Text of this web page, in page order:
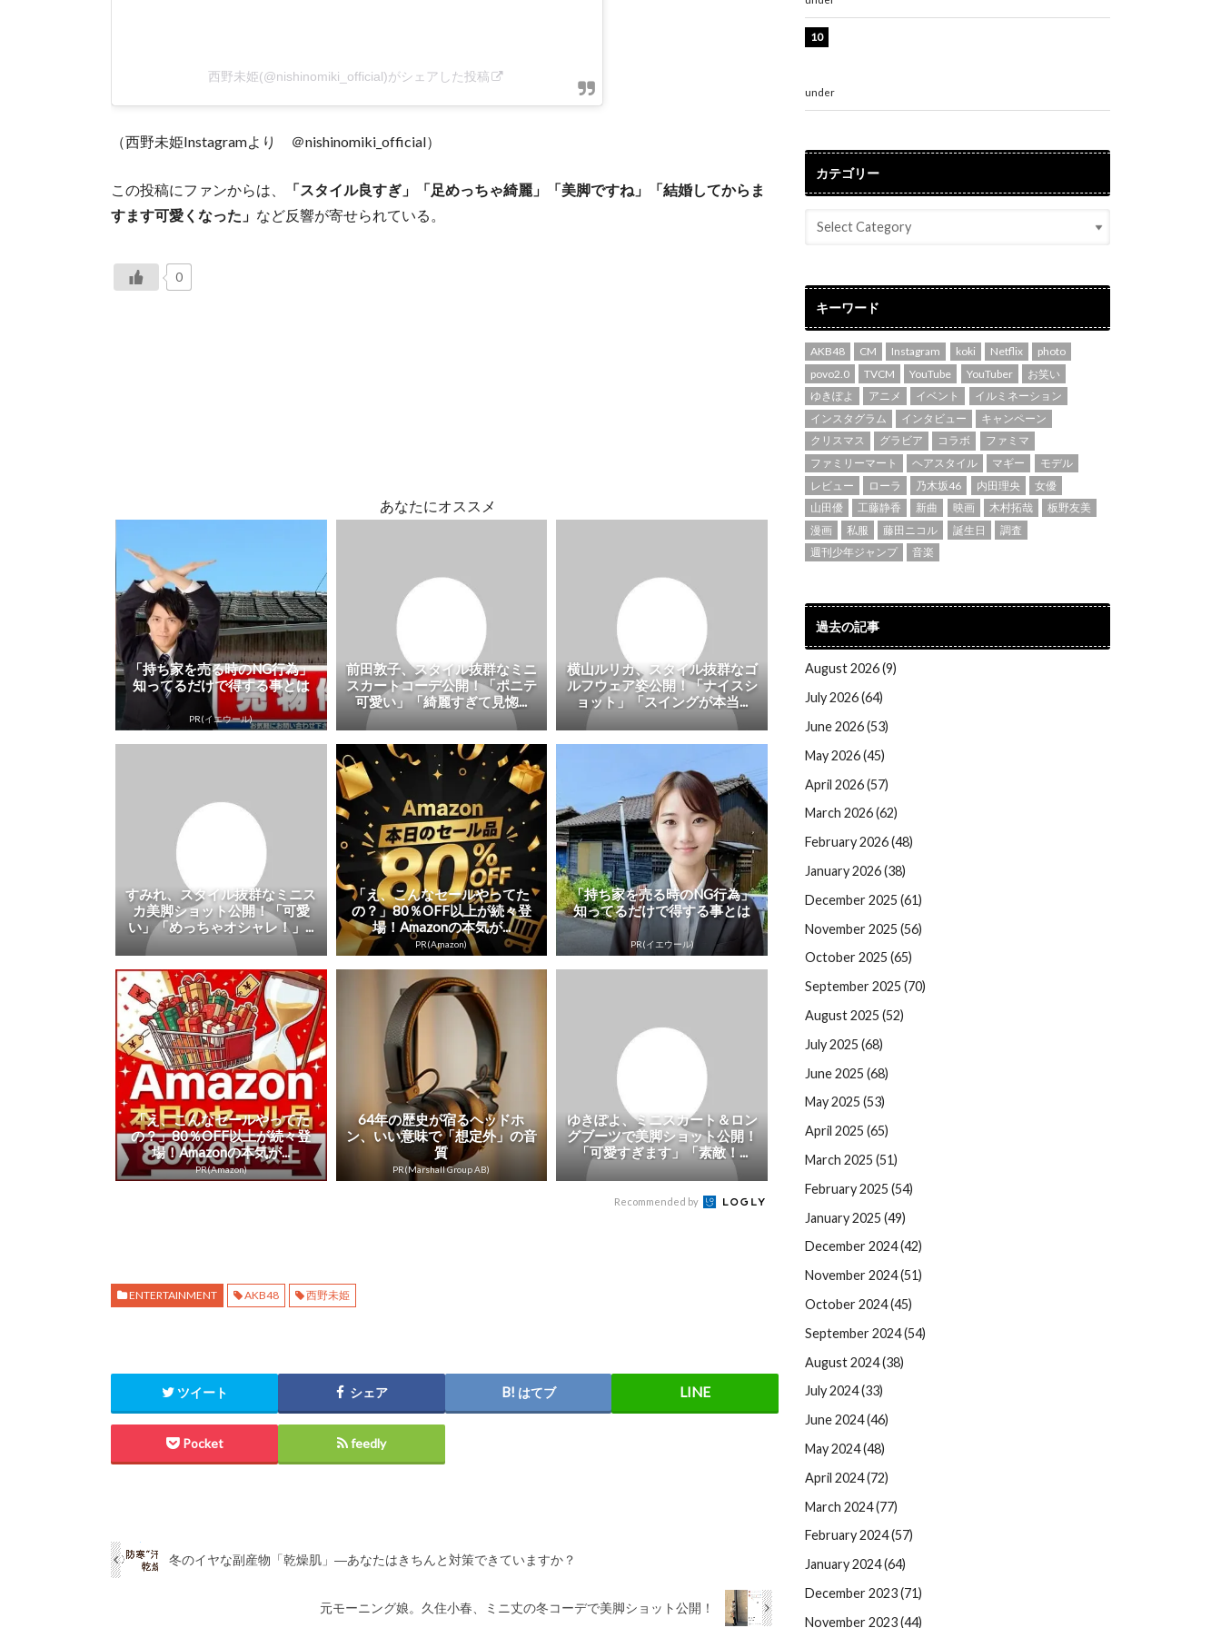
西野未姫(@nishinomiki_official)がシェアした投稿
（西野未姫Instagramより ＠nishinomiki_official）
この投稿にファンからは、
「スタイル良すぎ」「足めっちゃ綺麗」「美脚ですね」「結婚してからま
すます可愛くなった」 など反響が寄せられている。
0
あなたにオススメ
「持ち家を売る時のNG行為」
知ってるだけで得する事とは
PR(イエウール)
前田敦子、スタイル抜群なミニ
スカートコーデ公開！「ポニテ
可愛い」「綺麗すぎて見惚...
横山ルリカ、スタイル抜群なゴ
ルフウェア姿公開！「ナイスシ
ョット」「スイングが本当...
すみれ、スタイル抜群なミニス
カ美脚ショット公開！「可愛
い」「めっちゃオシャレ！」...
「え、こんなセールやってた
の？」80％OFF以上が続々登
場！Amazonの本気が...
PR(Amazon)
「持ち家を売る時のNG行為」
知ってるだけで得する事とは
PR(イエウール)
「え、こんなセールやってた
の？」80％OFF以上が続々登
場！Amazonの本気が...
PR(Amazon)
64年の歴史が宿るヘッドホ
ン、いい意味で「想定外」の音
質
PR(Marshall Group AB)
ゆきぽよ、ミニスカート＆ロン
グブーツで美脚ショット公開！
「可愛すぎます」「素敵！...
Recommended by
ENTERTAINMENT AKB48 西野未姫
ツイート シェア はてブ
Pocket feedly
冬のイヤな副産物「乾燥肌」―あなたはきちんと対策できていますか？
元モーニング娘。久住小春、ミニ丈の冬コーデで美脚ショット公開！
under
カテゴリー
キーワード
AKB48 CM Instagram koki Netflix
photo
povo2.0
TVCM YouTube YouTuber
お笑い
ゆきぽよ
アニメ イベント
イルミネーション
インスタグラム
インタビュー
キャンペーン
クリスマス
グラビア コラボ
ファミマ
ファミリーマート
ヘアスタイル マギー
モデル
レビュー
ローラ 乃木坂46 内田理央
女優
山田優
工藤静香 新曲 映画 木村拓哉
板野友美
漫画
私服 藤田ニコル 誕生日
調査
週刊少年ジャンプ
音楽
過去の記事
August 2026 (9)
July 2026 (64)
June 2026 (53)
May 2026 (45)
April 2026 (57)
March 2026 (62)
February 2026 (48)
January 2026 (38)
December 2025 (61)
November 2025 (56)
October 2025 (65)
September 2025 (70)
August 2025 (52)
July 2025 (68)
June 2025 (68)
May 2025 (53)
April 2025 (65)
March 2025 (51)
February 2025 (54)
January 2025 (49)
December 2024 (42)
November 2024 (51)
October 2024 (45)
September 2024 (54)
August 2024 (38)
July 2024 (33)
June 2024 (46)
May 2024 (48)
April 2024 (72)
March 2024 (77)
February 2024 (57)
January 2024 (64)
December 2023 (71)
November 2023 (44)